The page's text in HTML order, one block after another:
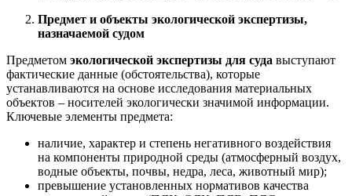
Предмет и объекты экологической экспертизы,
назначаемой судом
Предметом экологической экспертизы для суда выступают
фактические данные (обстоятельства), которые
устанавливаются на основе исследования материальных
объектов – носителей экологически значимой информации.
Ключевые элементы предмета:
наличие, характер и степень негативного воздействия
на компоненты природной среды (атмосферный воздух,
водные объекты, почвы, недра, леса, животный мир);
превышение установленных нормативов качества